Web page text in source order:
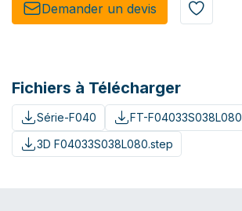
Demander un de​​vis​​
Fichiers à Télécharger
Série-F040
FT-F04033S038L080
3D F04033S038L080.step